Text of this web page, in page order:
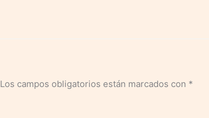
Los campos obligatorios están marcados con *